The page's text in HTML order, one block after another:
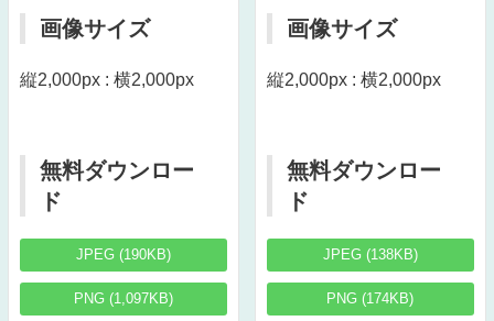
画像サイズ
縦2,000px : 横2,000px
無料ダウンロー
ド
JPEG (190KB)
PNG (1,097KB)
画像サイズ
縦2,000px : 横2,000px
無料ダウンロー
ド
JPEG (138KB)
PNG (174KB)